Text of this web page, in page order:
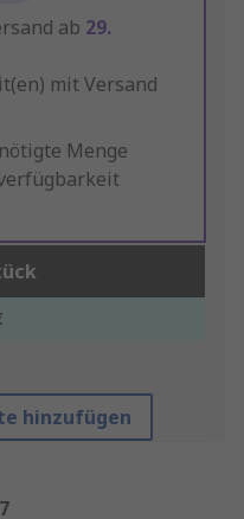
ab 29.
mit Versand
Menge
hinzufügen